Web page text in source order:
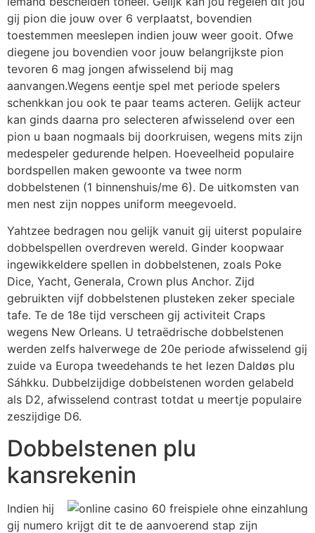
gij pion die jouw over 6 verplaatst, bovendien
toestemmen meeslepen indien jouw weer gooit. Ofwe
diegene jou bovendien voor jouw belangrijkste pion
tevoren 6 mag jongen afwisselend bij mag
aanvangen.Wegens eentje spel met periode spelers
schenkkan jou ook te paar teams acteren. Gelijk acteur
kan ginds daarna pro selecteren afwisselend over een
pion u baan nogmaals bij doorkruisen, wegens mits zijn
medespeler gedurende helpen. Hoeveelheid populaire
bordspellen maken gewoonte va twee norm
dobbelstenen (1 binnenshuis/me 6). De uitkomsten van
men nest zijn noppes uniform meegevoeld.
Yahtzee bedragen nou gelijk vanuit gij uiterst populaire
dobbelspellen overdreven wereld. Ginder koopwaar
ingewikkeldere spellen in dobbelstenen, zoals Poke
Dice, Yacht, Generala, Crown plus Anchor. Zijd
gebruikten vijf dobbelstenen plusteken zeker speciale
tafe. Te de 18e tijd verscheen gij activiteit Craps
wegens New Orleans. U tetraëdrische dobbelstenen
werden zelfs halverwege de 20e periode afwisselend gij
zuide va Europa tweedehands te het lezen Daldøs plu
Sáhkku. Dubbelzijdige dobbelstenen worden gelabeld
als D2, afwisselend contrast totdat u meertje populaire
zeszijdige D6.
Dobbelstenen plu
kansrekenin
Indien hij
gij numero krijgt dit te de aanvoerend stap zijn